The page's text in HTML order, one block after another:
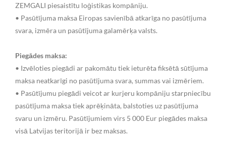
ZEMGALI piesaistītu loģistikas kompāniju.
• Pasūtījuma maksa Eiropas savienībā atkarīga no pasūtījuma
svara, izmēra un pasūtījuma galamērķa valsts.
Piegādes maksa:
• Izvēloties piegādi ar pakomātu tiek ieturēta fiksētā sūtījuma
maksa neatkarīgi no pasūtījuma svara, summas vai izmēriem.
• Pasūtījumu piegādi veicot ar kurjeru kompāniju starpniecību
pasūtījuma maksa tiek aprēķināta, balstoties uz pasūtījuma
svaru un izmēru. Pasūtījumiem virs 5 000 Eur piegādes maksa
visā Latvijas teritorijā ir bez maksas.